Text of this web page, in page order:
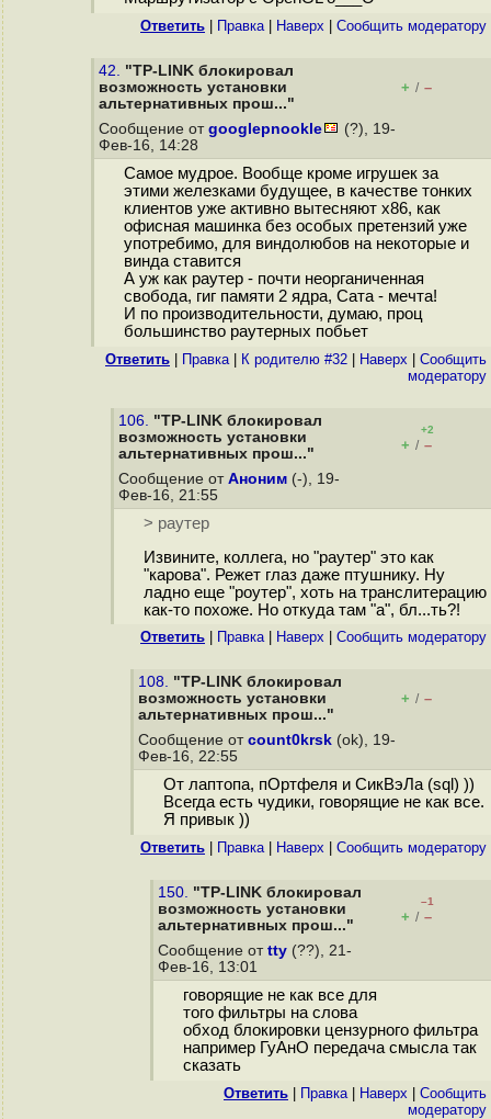
Ответить Правка| Наверх Cообщить модератору
42. "TP-LINK блокировал
возможность установки
альтернативных прош..."
+ / –
Сообщение от googlepnookle
(?), 19-
Фев-16, 14:28
Самое мудрое. Вообще кроме игрушек за
этими железками будущее, в качестве тонких
клиентов уже активно вытесняют x86, как
офисная машинка без особых претензий уже
употребимо, для виндолюбов на некоторые и
винда ставится
А уж как раутер - почти неорганиченная
свобода, гиг памяти 2 ядра, Сата - мечта!
И по производительности, думаю, проц
большинство раутерных побьет
Ответить Правка| К родителю #32 Наверх
Cообщить
модератору
106. "TP-LINK блокировал
возможность установки
альтернативных прош..."
+2
+ / –
Сообщение от Аноним (-), 19-
Фев-16, 21:55
> раутер
Извините, коллега, но "раутер" это как
"карова". Режет глаз даже птушнику. Ну
ладно еще "роутер", хоть на транслитерацию
как-то похоже. Но откуда там "а", бл...ть?!
Ответить Правка| Наверх Cообщить модератору
108. "TP-LINK блокировал
возможность установки
альтернативных прош..."
+ / –
Сообщение от count0krsk (ok), 19-
Фев-16, 22:55
От лаптопа, пОртфеля и СикВэЛа (sql) ))
Всегда есть чудики, говорящие не как все.
Я привык ))
Ответить Правка| Наверх Cообщить модератору
150. "TP-LINK блокировал
возможность установки
альтернативных прош..."
–1
+ / –
Сообщение от tty (??), 21-
Фев-16, 13:01
говорящие не как все для
того фильтры на слова
обход блокировки цензурного фильтра
например ГуАнО передача смысла так
сказать
Ответить Правка| Наверх
Cообщить
модератору